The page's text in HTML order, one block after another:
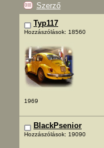
Szerző
Typ117
Hozzászólások: 18560
1969
BlackPsenior
Hozzászólások: 19090